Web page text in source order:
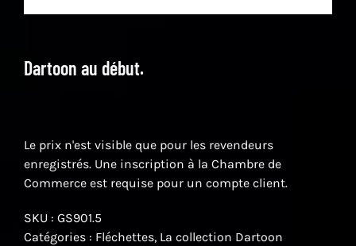
Dartoon au début.
Le prix n'est visible que pour les revendeurs
enregistrés. Une inscription à la Chambre de
Commerce est requise pour un compte client.
SKU : GS901.5
Catégories : Fléchettes, La collection Dartoon